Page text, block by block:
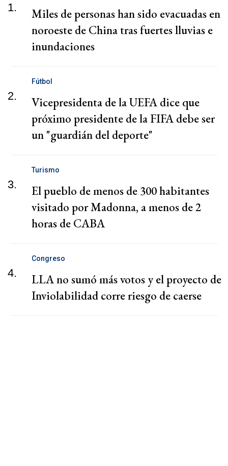
1.
Miles de personas han sido evacuadas en
noroeste de China tras fuertes lluvias e
inundaciones
2.
Fútbol
Vicepresidenta de la UEFA dice que
próximo presidente de la FIFA debe ser
un "guardián del deporte"
3.
Turismo
El pueblo de menos de 300 habitantes
visitado por Madonna, a menos de 2
horas de CABA
4.
Congreso
LLA no sumó más votos y el proyecto de
Inviolabilidad corre riesgo de caerse